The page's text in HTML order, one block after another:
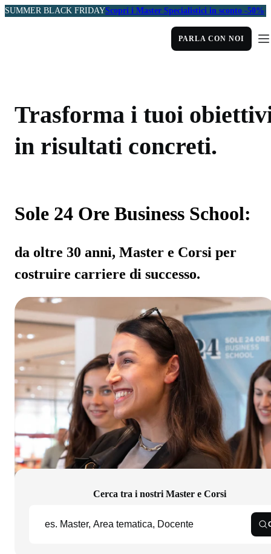
SUMMER BLACK FRIDAYScopri i Master Specialistici in sconto -50%
PARLA CON NOI
Trasforma i tuoi
in risultati concreti.
Sole 24 Ore Business School:
da oltre 30 anni, Master e Corsi per
costruire carriere di successo.
Cerca tra i nostri Master e Corsi